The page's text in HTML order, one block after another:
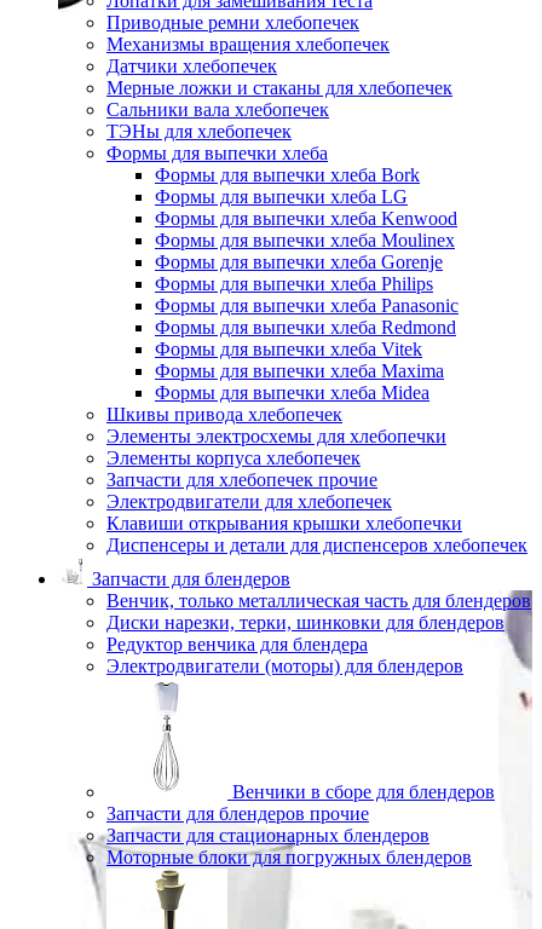
Приводные ремни хлебопечек
Механизмы вращения хлебопечек
Датчики хлебопечек
Мерные ложки и стаканы для хлебопечек
Сальники вала хлебопечек
ТЭНы для хлебопечек
Формы для выпечки хлеба
Формы для выпечки хлеба Bork
Формы для выпечки хлеба LG
Формы для выпечки хлеба Kenwood
Формы для выпечки хлеба Moulinex
Формы для выпечки хлеба Gorenje
Формы для выпечки хлеба Philips
Формы для выпечки хлеба Panasonic
Формы для выпечки хлеба Redmond
Формы для выпечки хлеба Vitek
Формы для выпечки хлеба Maxima
Формы для выпечки хлеба Midea
Шкивы привода хлебопечек
Элементы электросхемы для хлебопечки
Элементы корпуса хлебопечек
Запчасти для хлебопечек прочие
Электродвигатели для хлебопечек
Клавиши открывания крышки хлебопечки
Диспенсеры и детали для диспенсеров хлебопечек
Запчасти для блендеров
Венчик, только металлическая часть для блендеров
Диски нарезки, терки, шинковки для блендеров
Редуктор венчика для блендера
Электродвигатели (моторы) для блендеров
Венчики в сборе для блендеров
Запчасти для блендеров прочие
Запчасти для стационарных блендеров
Моторные блоки для погружных блендеров